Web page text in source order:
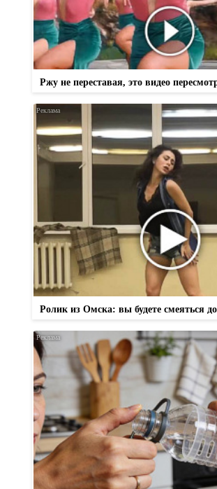
Ржу не переставая, это видео
Ролик из Омска: вы будете смеяться